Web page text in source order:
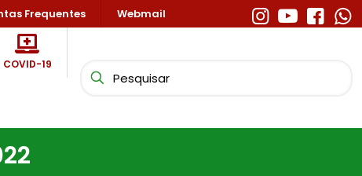
Frequentes Webmail
COVID-19